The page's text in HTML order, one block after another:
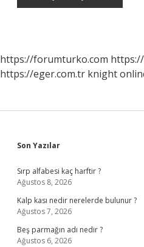
https://forumturko.com
https://eger.com.tr knight
Sidebar
Son Yazılar
Sırp alfabesi kaç harftir ?
Ağustos 8, 2026
Kalp kası nedir nerelerde bulunur ?
Ağustos 7, 2026
Beş parmağın adı nedir ?
Ağustos 6, 2026